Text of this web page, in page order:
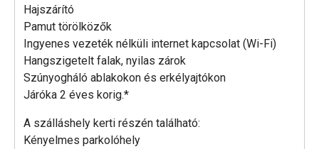
Hajszárító
Pamut törölközők
Ingyenes vezeték nélküli internet kapcsolat (Wi-Fi)
Hangszigetelt falak, nyilas zárok
Szúnyogháló ablakokon és erkélyajtókon
Járóka 2 éves korig.*
A szálláshely kerti részén található:
Kényelmes parkolóhely